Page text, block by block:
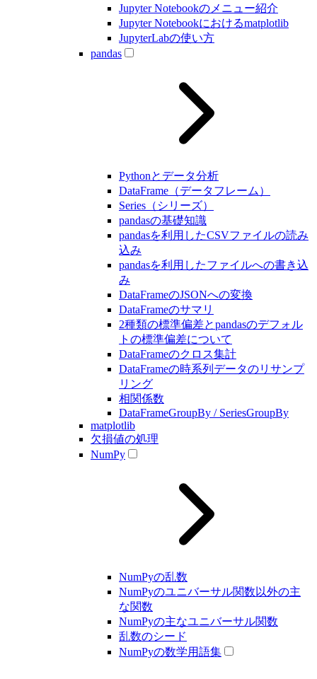
Jupyter Notebookのメニュー紹介
Jupyter Notebookにおけるmatplotlib
JupyterLabの使い方
pandas
Pythonとデータ分析
DataFrame（データフレーム）
Series（シリーズ）
pandasの基礎知識
pandasを利用したCSVファイルの読み
込み
pandasを利用したファイルへの書き込
み
DataFrameのJSONへの変換
DataFrameのサマリ
2種類の標準偏差とpandasのデフォル
トの標準偏差について
DataFrameのクロス集計
DataFrameの時系列データのリサンプ
リング
相関係数
DataFrameGroupBy / SeriesGroupBy
matplotlib
欠損値の処理
NumPy
NumPyの乱数
NumPyのユニバーサル関数以外の主
な関数
NumPyの主なユニバーサル関数
乱数のシード
NumPyの数学用語集